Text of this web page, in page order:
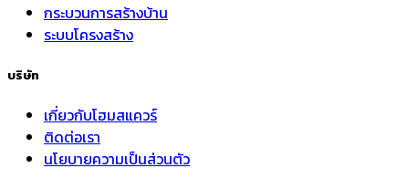
กระบวนการสร้างบ้าน
ระบบโครงสร้าง
บริษัท
เกี่ยวกับโฮมสแควร์
ติดต่อเรา
นโยบายความเป็นส่วนตัว